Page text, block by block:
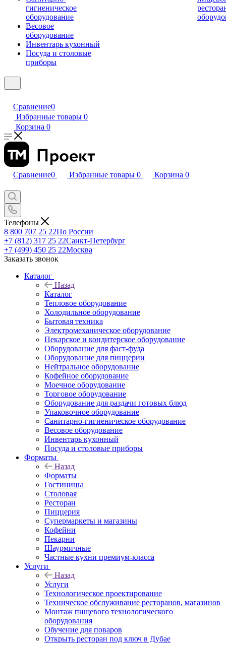
гигиеническое
оборудование
Весовое
оборудование
Инвентарь кухонный
Посуда и столовые
приборы
Сравнение0
Избранные товары 0
Корзина 0
Сравнение0 Избранные товары 0 Корзина 0
Телефоны
8 800 707 25 22По России
+7 (812) 317 25 22Санкт-Петербург
+7 (499) 450 25 22Москва
Заказать звонок
Каталог
Назад
Каталог
Тепловое оборудование
Холодильное оборудование
Бытовая техника
Электромеханическое оборудование
Пекарское и кондитерское оборудование
Оборудование для фаст-фуда
Оборудование для пиццерии
Нейтральное оборудование
Кофейное оборудование
Моечное оборудование
Торговое оборудование
Оборудование для раздачи готовых блюд
Упаковочное оборудование
Санитарно-гигиеническое оборудование
Весовое оборудование
Инвентарь кухонный
Посуда и столовые приборы
Форматы
Назад
Форматы
Гостиницы
Столовая
Ресторан
Пиццерия
Супермаркеты и магазины
Кофейни
Пекарни
Шаурмичные
Частные кухни премиум-класса
Услуги
Назад
Услуги
Технологическое проектирование
Техническое обслуживание ресторанов, магазинов
Монтаж пищевого технологического
оборудования
Обучение для поваров
Открыть ресторан под ключ в Дубае